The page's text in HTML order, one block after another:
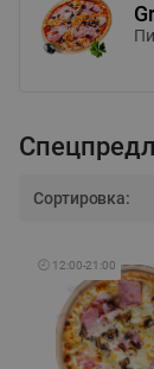
Сортировка:
🕘 12:00-21:00